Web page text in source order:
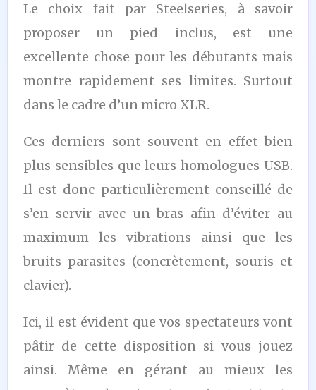
Le choix fait par Steelseries, à savoir
proposer un pied inclus, est une
excellente chose pour les débutants mais
montre rapidement ses limites. Surtout
dans le cadre d’un micro XLR.
Ces derniers sont souvent en effet bien
plus sensibles que leurs homologues USB.
Il est donc particulièrement conseillé de
s’en servir avec un bras afin d’éviter au
maximum les vibrations ainsi que les
bruits parasites (concrètement, souris et
clavier).
Ici, il est évident que vos spectateurs vont
pâtir de cette disposition si vous jouez
ainsi. Même en gérant au mieux les